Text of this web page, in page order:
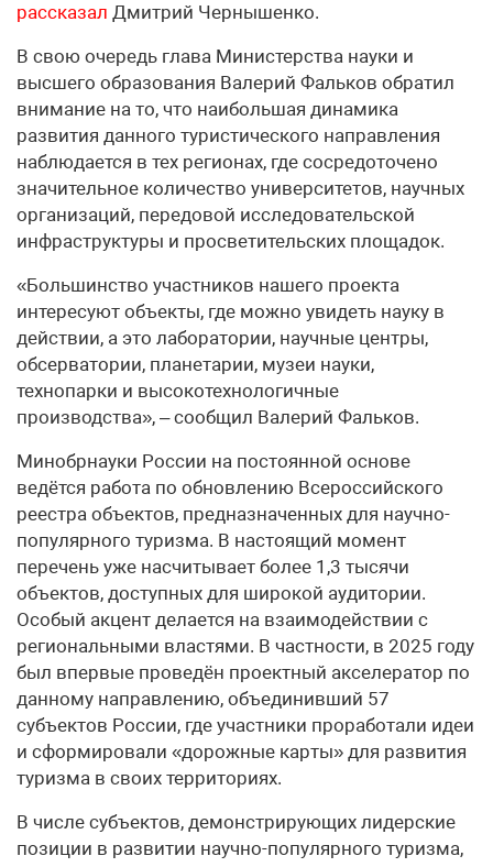
рассказал Дмитрий Чернышенко.
В свою очередь глава Министерства науки и
высшего образования Валерий Фальков обратил
внимание на то, что наибольшая динамика
развития данного туристического направления
наблюдается в тех регионах, где сосредоточено
значительное количество университетов, научных
организаций, передовой исследовательской
инфраструктуры и просветительских площадок.
«Большинство участников нашего проекта
интересуют объекты, где можно увидеть науку в
действии, а это лаборатории, научные центры,
обсерватории, планетарии, музеи науки,
технопарки и высокотехнологичные
производства», – сообщил Валерий Фальков.
Минобрнауки России на постоянной основе
ведётся работа по обновлению Всероссийского
реестра объектов, предназначенных для научно-
популярного туризма. В настоящий момент
перечень уже насчитывает более 1,3 тысячи
объектов, доступных для широкой аудитории.
Особый акцент делается на взаимодействии с
региональными властями. В частности, в 2025 году
был впервые проведён проектный акселератор по
данному направлению, объединивший 57
субъектов России, где участники проработали идеи
и сформировали «дорожные карты» для развития
туризма в своих территориях.
В числе субъектов, демонстрирующих лидерские
позиции в развитии научно-популярного туризма,